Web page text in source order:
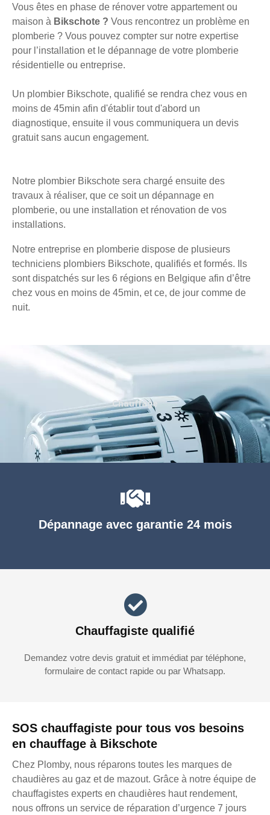
Vous êtes en phase de rénover votre appartement ou
maison à Bikschote ? Vous rencontrez un problème en
plomberie ? Vous pouvez compter sur notre expertise
pour l’installation et le dépannage de votre plomberie
résidentielle ou entreprise.
Un plombier Bikschote, qualifié se rendra chez vous en
moins de 45min afin d'établir tout d'abord un
diagnostique, ensuite il vous communiquera un devis
gratuit sans aucun engagement.
Notre plombier Bikschote sera chargé ensuite des
travaux à réaliser, que ce soit un dépannage en
plomberie, ou une installation et rénovation de vos
installations.
Notre entreprise en plomberie dispose de plusieurs
techniciens plombiers Bikschote, qualifiés et formés. Ils
sont dispatchés sur les 6 régions en Belgique afin d’être
chez vous en moins de 45min, et ce, de jour comme de
nuit.
SOS chauffagiste pour tous vos besoins
en chauffage à Bikschote
Chez Plomby, nous réparons toutes les marques de
chaudières au gaz et de mazout. Grâce à notre équipe de
chauffagistes experts en chaudières haut rendement,
nous offrons un service de réparation d’urgence 7 jours
Dépannage avec garantie 24 mois
Chauffagiste qualifié
Demandez votre devis gratuit et immédiat par téléphone,
formulaire de contact rapide ou par Whatsapp.
Chauffage